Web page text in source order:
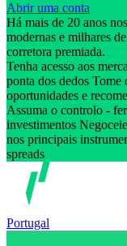
Abrir uma conta
Há mais de 20 anos
modernas e milhares
corretora premiada.
Tenha acesso aos
ponta dos dedos Tome
oportunidades e
Assuma o controlo -
investimentos
nos principais
spreads
Portugal